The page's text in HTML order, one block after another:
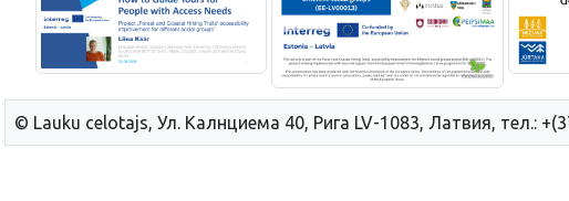
© Lauku сelotajs, Ул. Калнциема 40, Рига LV-1083, Латвия, тел.: